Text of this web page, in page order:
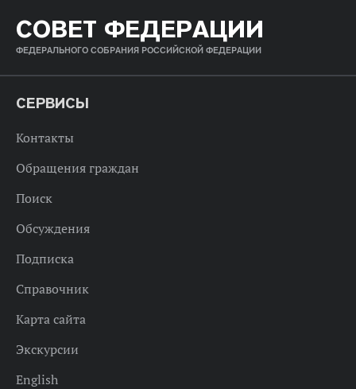
СОВЕТ ФЕДЕРАЦИИ
ФЕДЕРАЛЬНОГО СОБРАНИЯ РОССИЙСКОЙ ФЕДЕРАЦИИ
СЕРВИСЫ
Контакты
Обращения граждан
Поиск
Обсуждения
Подписка
Справочник
Карта сайта
Экскурсии
English